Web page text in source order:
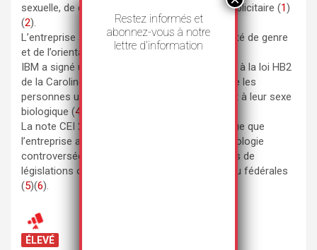
sexuelle, de dicter la stratégie marketing ou publicitaire (1)
(2).
L’entreprise soutient l’enseignement de l’identité de genre
et de l’orientation sexuelle aux enfants (
IBM a signé un mémoire amicus en opposition à la loi HB2
de la Caroline du Nord en 2016, qui exigeait que les
personnes utilisent les toilettes correspondant à leur sexe
biologique (4
La note CEI 2023-2024 de HRC pour IBM indique que
l’entreprise a publiquement plaidé pour une idéologie
controversée sur le sexe et le genre par le biais de
législations ou d’initiatives locales, étatiques ou fédérales
(5)(6).
ÉLEVÉ
Restez informés et
abonnez-vous à notre
lettre d’information